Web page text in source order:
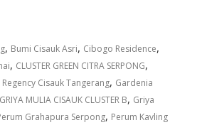
, Bumi Cisauk Asri, Cibogo Residence,
, CLUSTER GREEN CITRA SERPONG,
Cisauk Tangerang, Gardenia
GRIYA MULIA CISAUK CLUSTER B, Griya
Grahapura Serpong, Perum Kavling